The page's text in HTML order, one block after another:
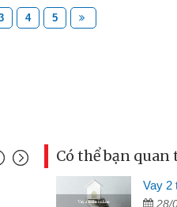
4 5
Có thể bạn quan
Vay 2
28/